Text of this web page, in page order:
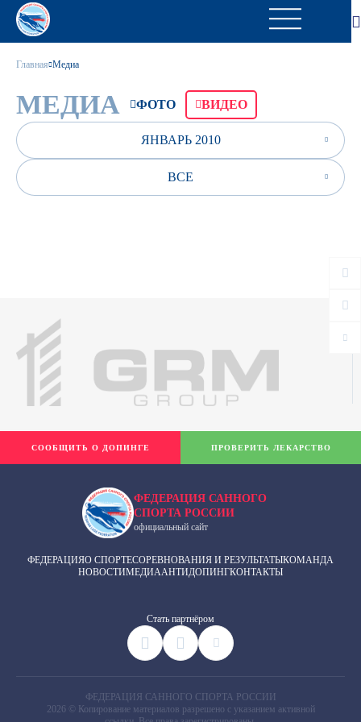
Главная Медиа
МЕДИА ФОТО ВИДЕО
ЯНВАРЬ 2010
ВСЕ
ФЕДЕРАЦИЯ САННОГО
СПОРТА РОССИИ
официальный сайт
ФЕДЕРАЦИЯО СПОРТЕСОРЕВНОВАНИЯ И РЕЗУЛЬТАТЫКОМАНДА
НОВОСТИМЕДИААНТИДОПИНГКОНТАКТЫ
Cтать партнёром
СООБЩИТЬ О ДОПИНГЕ ПРОВЕРИТЬ ЛЕКАРСТВО
ФЕДЕРАЦИЯ САННОГО СПОРТА РОССИИ
2026 © Копирование материалов разрешено с указанием активной